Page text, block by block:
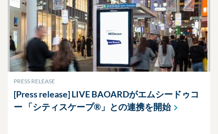
PRESS RELEASE
[Press release] LIVE BAOARDがエムシードゥコ
ー 「シティスケープ®」との連携を開始